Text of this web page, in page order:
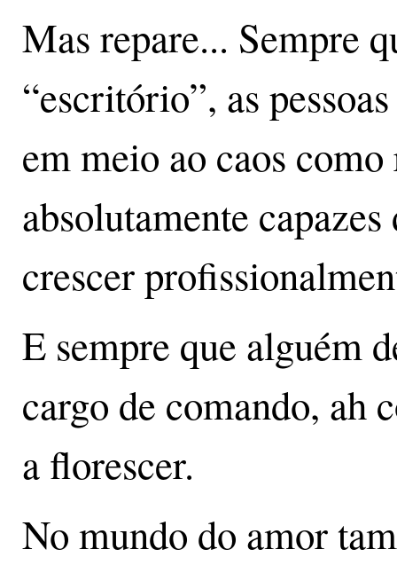
Mas repare... Sempre
“escritório”, as
em meio ao caos
absolutamente
crescer
E sempre que alguém
cargo de comando, ah
a florescer.
No mundo do amor